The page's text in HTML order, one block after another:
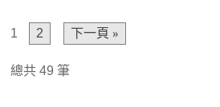
1 2 下一頁 »
總共 49 筆